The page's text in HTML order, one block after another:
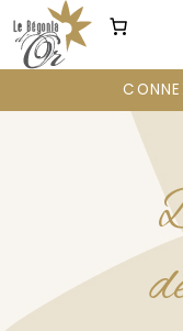
au
contenu